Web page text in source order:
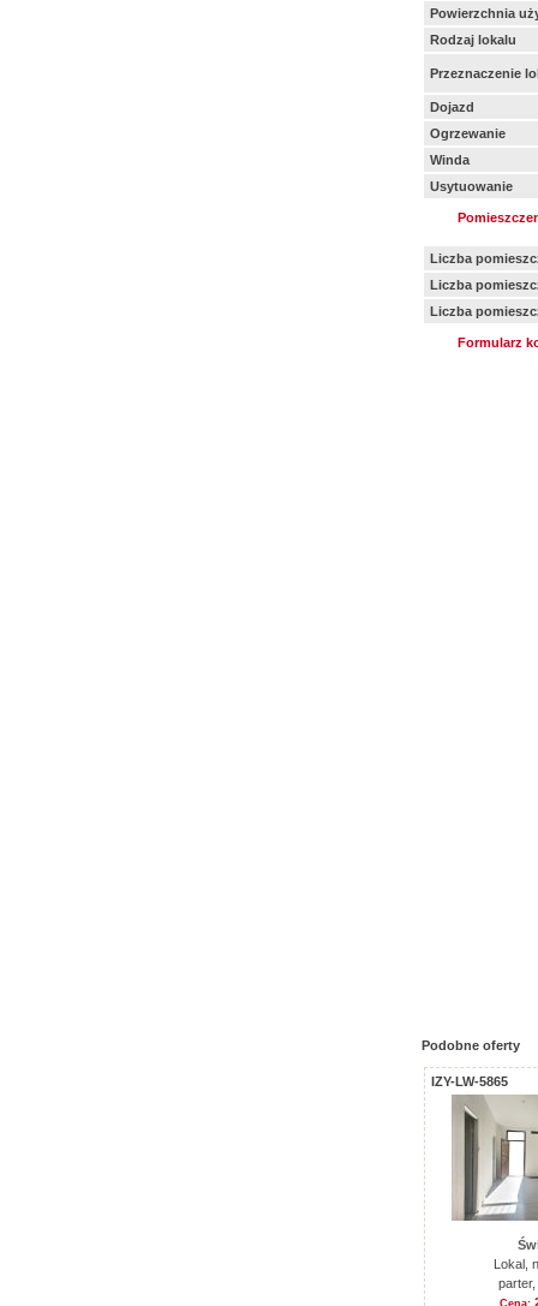
Powierzchnia
Rodzaj lokalu
Przeznaczenie
Dojazd
Ogrzewanie
Winda
Usytuowanie
Liczba
Liczba
Liczba
Formularz
Podobne oferty
IZY-LW-5865
Lokal,
parter,
Cena: